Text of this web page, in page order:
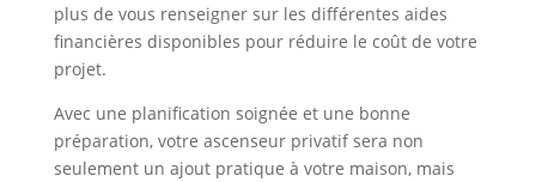
plus de vous renseigner sur les différentes aides
financières disponibles pour réduire le coût de votre
projet.
Avec une planification soignée et une bonne
préparation, votre ascenseur privatif sera non
seulement un ajout pratique à votre maison, mais